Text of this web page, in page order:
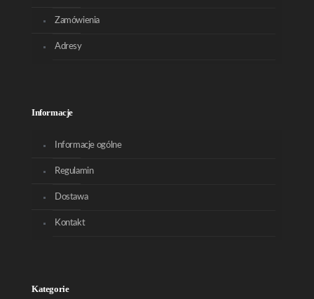
Zamówienia
Adresy
Informacje
Informacje ogólne
Regulamin
Dostawa
Kontakt
Kategorie